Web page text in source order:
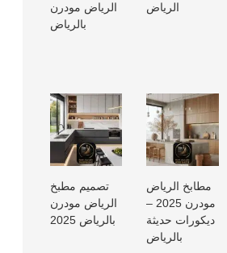
الرياض
الرياض مودرن
بالرياض
مطابخ الرياض
مودرن 2025 –
ديكورات حديثة
بالرياض
تصميم مطبخ
الرياض مودرن
بالرياض 2025